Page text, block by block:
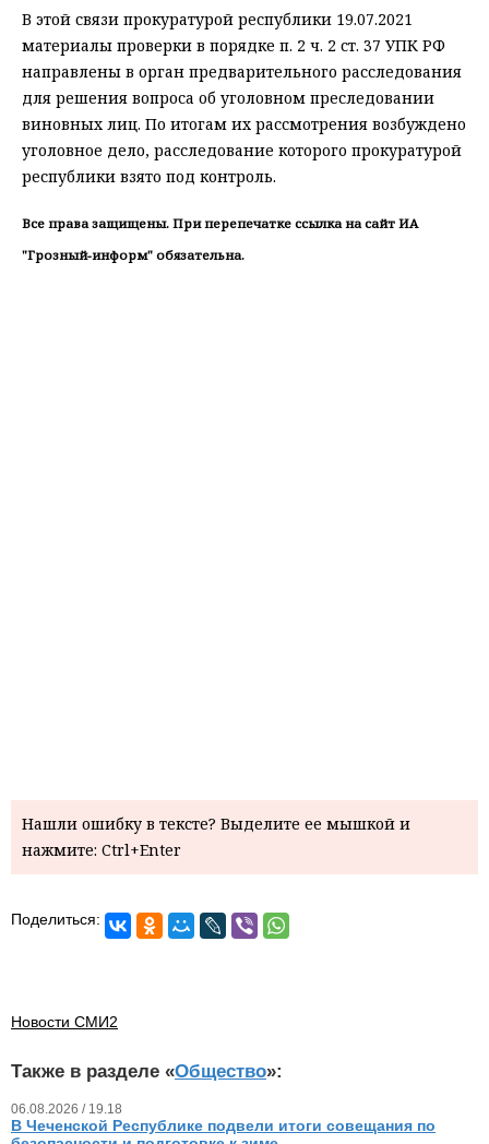
В этой связи прокуратурой республики 19.07.2021
материалы проверки в порядке п. 2 ч. 2 ст. 37 УПК РФ
направлены в орган предварительного расследования
для решения вопроса об уголовном преследовании
виновных лиц. По итогам их рассмотрения возбуждено
уголовное дело, расследование которого прокуратурой
республики взято под контроль.
Все права защищены. При перепечатке ссылка на сайт ИА
"Грозный-информ" обязательна.
Нашли ошибку в тексте? Выделите ее мышкой и
нажмите: Ctrl+Enter
Поделиться:
Новости СМИ2
Также в разделе «Общество»:
06.08.2026 / 19.18
В Чеченской Республике подвели итоги совещания по